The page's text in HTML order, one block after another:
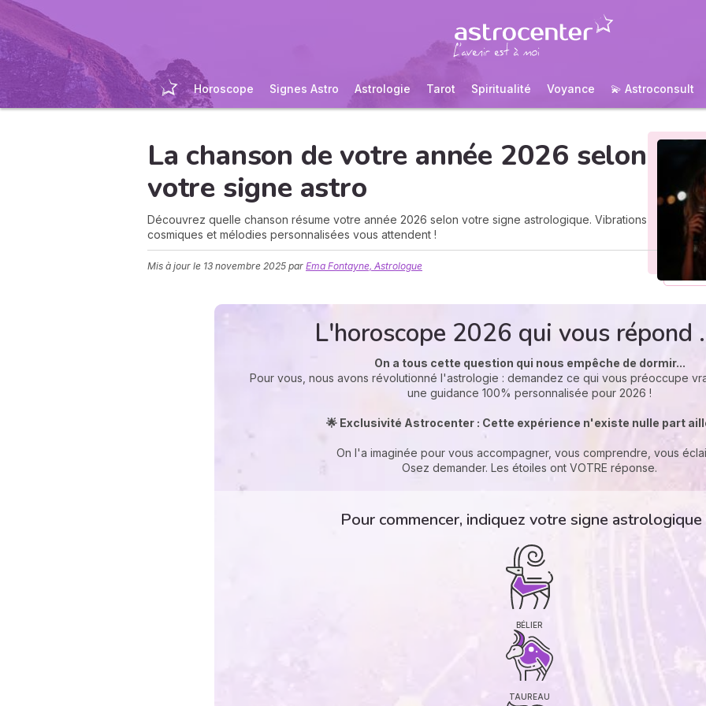
Horoscope Signes Astro Astrologie Tarot Spiritualité Voyance 💫 Astroconsult
La chanson de votre année 2026 selon
votre signe astro
Découvrez quelle chanson résume votre année 2026 selon votre signe astrologique. Vibrations
cosmiques et mélodies personnalisées vous attendent !
Mis à jour le 13 novembre 2025 par Ema Fontayne, Astrologue
L'horoscope 2026 qui vous répond
On a tous cette question qui nous empêche de dormir...
Pour vous, nous avons révolutionné l'astrologie : demandez ce qui vous préoccupe
une guidance 100% personnalisée pour 2026 !
🌟 Exclusivité Astrocenter : Cette expérience n'existe nulle part
On l'a imaginée pour vous accompagner, vous comprendre, vous
Osez demander. Les étoiles ont VOTRE réponse.
Pour commencer, indiquez votre signe astrologique
BÉLIER
TAUREAU